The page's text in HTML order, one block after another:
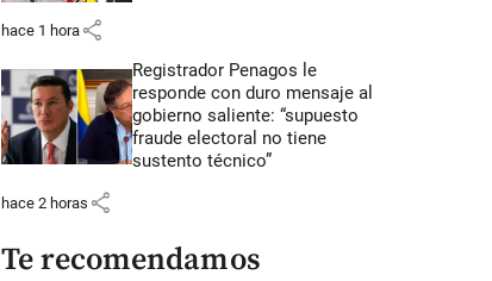
hace 1 hora share
Registrador Penagos le
responde con duro mensaje al
gobierno saliente: “supuesto
fraude electoral no tiene
sustento técnico”
hace 2 horas share
Te recomendamos